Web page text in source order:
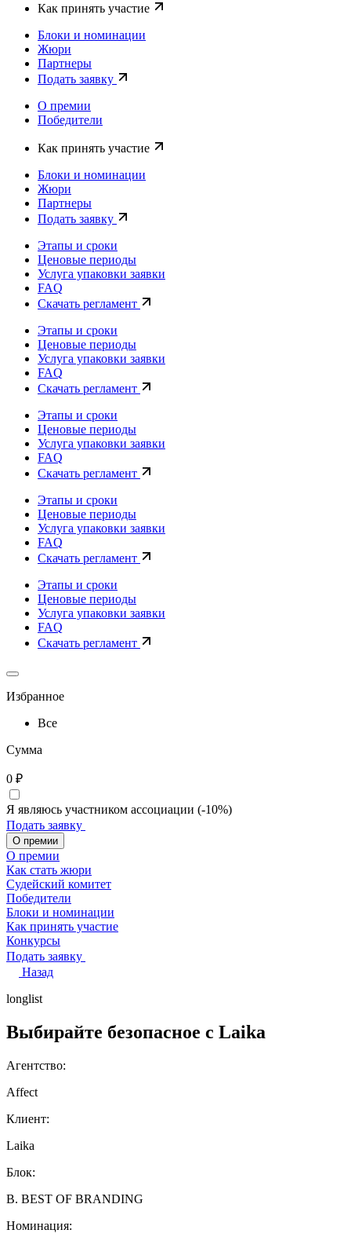
Как принять участие
Блоки и номинации
Жюри
Партнеры
Подать заявку
О премии
Победители
Как принять участие
Блоки и номинации
Жюри
Партнеры
Подать заявку
Этапы и сроки
Ценовые периоды
Услуга упаковки заявки
FAQ
Скачать регламент
Этапы и сроки
Ценовые периоды
Услуга упаковки заявки
FAQ
Скачать регламент
Этапы и сроки
Ценовые периоды
Услуга упаковки заявки
FAQ
Скачать регламент
Этапы и сроки
Ценовые периоды
Услуга упаковки заявки
FAQ
Скачать регламент
Этапы и сроки
Ценовые периоды
Услуга упаковки заявки
FAQ
Скачать регламент
Избранное
Все
Сумма
0 ₽
Я являюсь участником ассоциации (-10%)
Подать заявку
О премии
О премии
Как стать жюри
Судейский комитет
Победители
Блоки и номинации
Как принять участие
Конкурсы
Подать заявку
Назад
longlist
Выбирайте безопасное с Laika
Агентство:
Affect
Клиент:
Laika
Блок:
B. BEST OF BRANDING
Номинация: